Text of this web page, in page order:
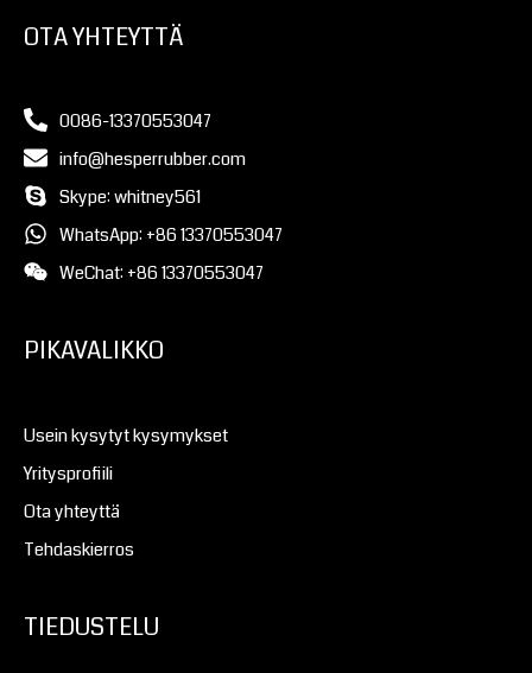
OTA YHTEYTTÄ
0086-13370553047
info@hesperrubber.com
Skype: whitney561
WhatsApp: +86 13370553047
WeChat: +86 13370553047
PIKAVALIKKO
Usein kysytyt kysymykset
Yritysprofiili
Ota yhteyttä
Tehdaskierros
TIEDUSTELU